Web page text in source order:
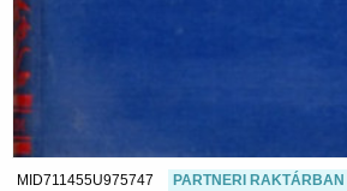
MID711455U975747 PARTNERI RAKTÁRBAN